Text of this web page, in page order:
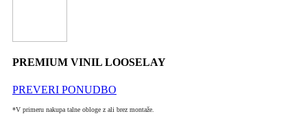
PREMIUM VINIL LOOSELAY
PREVERI PONUDBO
*V primeru nakupa talne obloge z ali brez montaže.